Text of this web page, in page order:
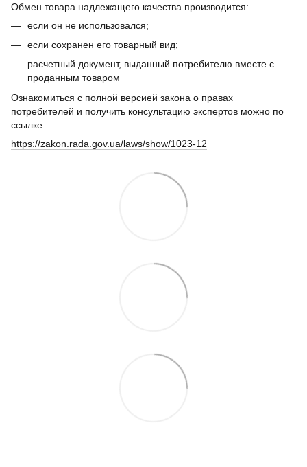
Обмен товара надлежащего качества производится:
если он не использовался;
если сохранен его товарный вид;
расчетный документ, выданный потребителю вместе с
проданным товаром
Ознакомиться с полной версией закона о правах
потребителей и получить консультацию экспертов можно по
ссылке:
https://zakon.rada.gov.ua/laws/show/1023-12